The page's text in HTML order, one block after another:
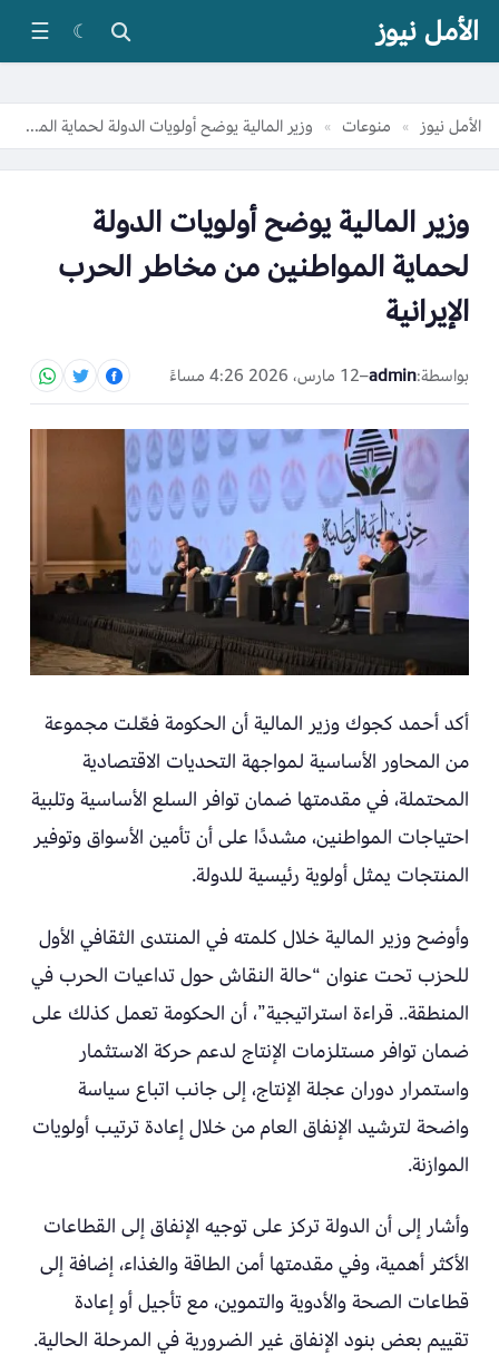
الأمل نيوز ☾
☰
الأمل نيوز » منوعات » وزير المالية يوضح أولويات الدولة لحماية المواطنين من مخاطر الحرب الإيرانية
وزير المالية يوضح أولويات الدولة
لحماية المواطنين من مخاطر الحرب
الإيرانية
بواسطة:admin
–12 مارس، 2026 4:26 مساءً
أكد أحمد كجوك وزير المالية أن الحكومة فعّلت مجموعة
من المحاور الأساسية لمواجهة التحديات الاقتصادية
المحتملة، في مقدمتها ضمان توافر السلع الأساسية وتلبية
احتياجات المواطنين، مشددًا على أن تأمين الأسواق وتوفير
المنتجات يمثل أولوية رئيسية للدولة.
وأوضح وزير المالية خلال كلمته في المنتدى الثقافي الأول
للحزب تحت عنوان “حالة النقاش حول تداعيات الحرب في
المنطقة.. قراءة استراتيجية”، أن الحكومة تعمل كذلك على
ضمان توافر مستلزمات الإنتاج لدعم حركة الاستثمار
واستمرار دوران عجلة الإنتاج، إلى جانب اتباع سياسة
واضحة لترشيد الإنفاق العام من خلال إعادة ترتيب أولويات
الموازنة.
وأشار إلى أن الدولة تركز على توجيه الإنفاق إلى القطاعات
الأكثر أهمية، وفي مقدمتها أمن الطاقة والغذاء، إضافة إلى
قطاعات الصحة والأدوية والتموين، مع تأجيل أو إعادة
تقييم بعض بنود الإنفاق غير الضرورية في المرحلة الحالية.